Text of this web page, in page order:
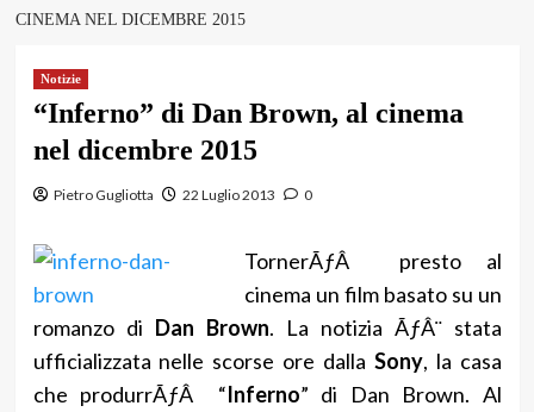
CINEMA NEL DICEMBRE 2015
Notizie
“Inferno” di Dan Brown, al cinema
nel dicembre 2015
Pietro Gugliotta 22 Luglio 2013 0
TornerÃƒÂ presto al
cinema un film basato su un
romanzo di Dan Brown. La notizia ÃƒÂ¨ stata
ufficializzata nelle scorse ore dalla Sony, la casa
che produrrÃƒÂ “Inferno” di Dan Brown. Al